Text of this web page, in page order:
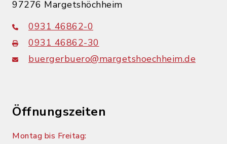
97276 Margetshöchheim
0931 46862-0
0931 46862-30
buergerbuero@margetshoechheim.de
Öffnungszeiten
Montag bis Freitag: